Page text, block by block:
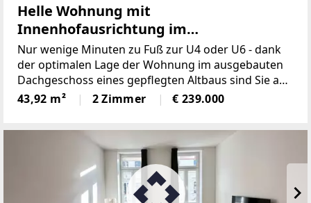
Helle Wohnung mit
Innenhofausrichtung im
Dachgeschossausbau - Nahe U4 und U6
Längenfeldgasse!
Nur wenige Minuten zu Fuß zur U4 oder U6 - dank
der optimalen Lage der Wohnung im ausgebauten
Dachgeschoss eines gepflegten Altbaus sind Sie an
Ihren Wunschort in Wien ideal angebunden und
erfreuen sich am natürlichen Tageslicht und dem
43,92 m² 2 Zimmer € 239.000